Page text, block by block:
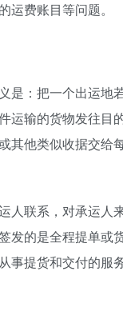
运费账目等问题。
是：把一个出运
运输的货物发往目
其他类似收据交
人联系，对承运人
发的是全程提单或
事提货和交付的服